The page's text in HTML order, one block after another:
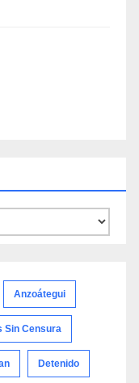
Anzoátegui
Sin Censura
Detenido